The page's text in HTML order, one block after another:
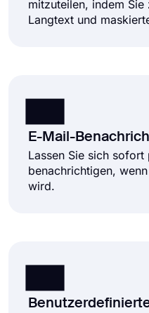
mitzuteilen, indem
Langtext und
E-Mail-
Lassen Sie sich sofort
benachrichtigen,
wird.